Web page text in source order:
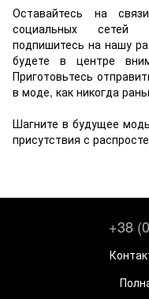
Оставайтесь на
социальных сетей
подпишитесь на нашу
будете в центре
Приготовьтесь
в моде, как никогда
Шагните в будущее
присутствия с
+38